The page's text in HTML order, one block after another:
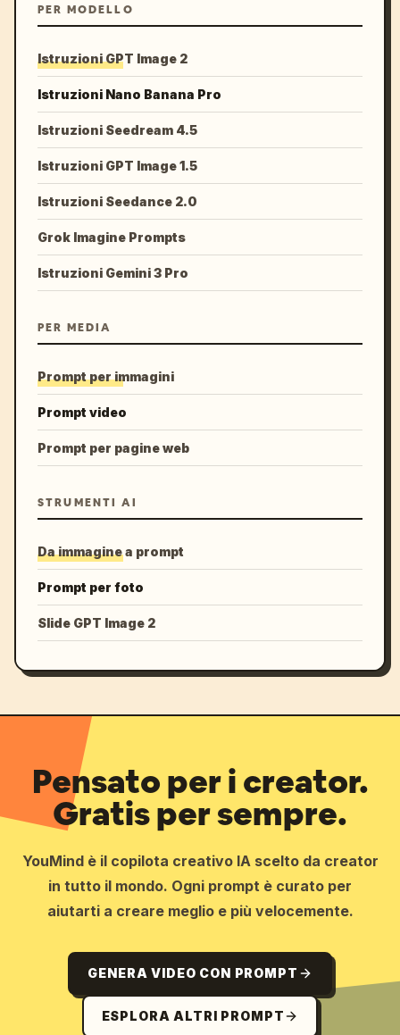
PER MODELLO
Istruzioni GPT Image 2
Istruzioni Nano Banana Pro
Istruzioni Seedream 4.5
Istruzioni GPT Image 1.5
Istruzioni Seedance 2.0
Grok Imagine Prompts
Istruzioni Gemini 3 Pro
PER MEDIA
Prompt per immagini
Prompt video
Prompt per pagine web
STRUMENTI AI
Da immagine a prompt
Prompt per foto
Slide GPT Image 2
Pensato per i creator.
Gratis per sempre.
YouMind è il copilota creativo IA scelto da creator
in tutto il mondo. Ogni prompt è curato per
aiutarti a creare meglio e più velocemente.
GENERA VIDEO CON PROMPT
ESPLORA ALTRI PROMPT